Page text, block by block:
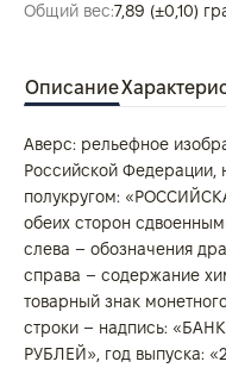
Общий вес:7,89 (±0,10)
Описание
Аверс: рельефное
Российской Федерации,
полукругом:
обеих сторон
слева – обозначения
справа – содержание
товарный знак
строки – надпись:
РУБЛЕЙ», год выпуска: